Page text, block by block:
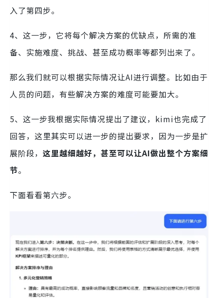
入了第四步。
4、这一步，它将每个解决方案的优缺点，所需的准
备、实施难度、挑战、甚至成功概率等都列出来了。
那么我们就可以根据实际情况让AI进行调整。比如由于
人员的问题，有些解决方案的难度可能要加大。
5、这一步我根据实际情况提出了建议，kimi也完成了
回答，这里其实可以进一步的提出要求，因为一步是扩
展阶段， 这里越细越好，甚至可以让AI做出整个方案细
节。
下面看看第六步。